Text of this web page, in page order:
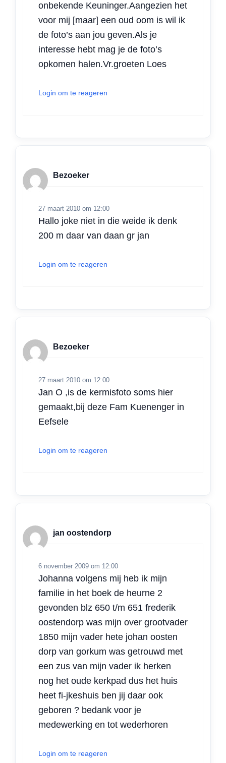
onbekende Keuninger.Aangezien het
voor mij [maar] een oud oom is wil ik
de foto’s aan jou geven.Als je
interesse hebt mag je de foto’s
opkomen halen.Vr.groeten Loes
Login om te reageren
Bezoeker
27 maart 2010 om 12:00
Hallo joke niet in die weide ik denk
200 m daar van daan gr jan
Login om te reageren
Bezoeker
27 maart 2010 om 12:00
Jan O ,is de kermisfoto soms hier
gemaakt,bij deze Fam Kuenenger in
Eefsele
Login om te reageren
jan oostendorp
6 november 2009 om 12:00
Johanna volgens mij heb ik mijn
familie in het boek de heurne 2
gevonden blz 650 t/m 651 frederik
oostendorp was mijn over grootvader
1850 mijn vader hete johan oosten
dorp van gorkum was getrouwd met
een zus van mijn vader ik herken
nog het oude kerkpad dus het huis
heet fi-jkeshuis ben jij daar ook
geboren ? bedank voor je
medewerking en tot wederhoren
Login om te reageren